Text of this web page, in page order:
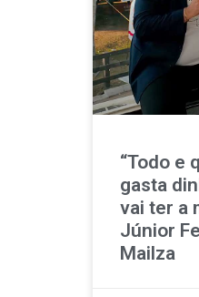
“Todo e
gasta
vai ter a
Júnior
Mailza